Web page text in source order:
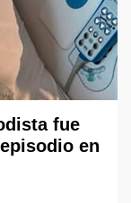
fue
en